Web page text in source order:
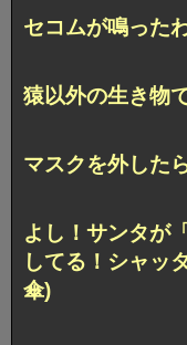
セコムが鳴った
猿以外の生き物
マスクを外した
よし！サンタが
してる！シャッ
傘)